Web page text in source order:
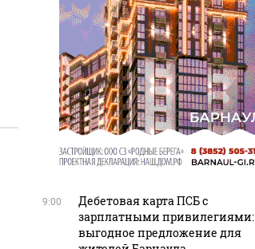
9:00
Дебетовая карта ПСБ с
зарплатными привилегиями:
выгодное предложение для